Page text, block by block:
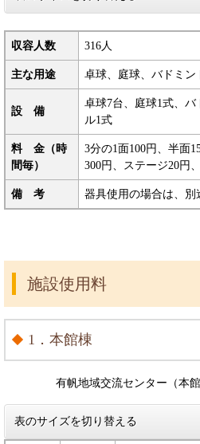
収容人数 316人
主な用途 卓球、庭球、バドミ
設 備
卓球7台、庭球1式、
ル1式
料 金（時
間毎）
3分の1面100円、半面
300円、ステージ20円
備 考 器具使用の場合は、別
施設使用料
1．本館棟
有帆地域交流センター（本
表のサイズを切り替える